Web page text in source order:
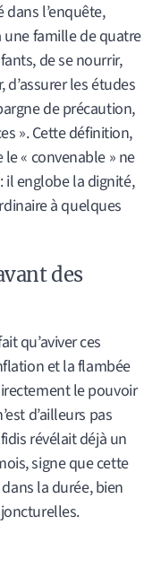
dans l’enquête,
famille de quatre
de se nourrir,
d’assurer les études
de précaution,
». Cette définition,
« convenable » ne
il englobe la dignité,
à quelques
des
qu’aviver ces
et la flambée
le pouvoir
d’ailleurs pas
révélait déjà un
signe que cette
la durée, bien